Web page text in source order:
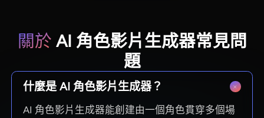
關於 AI 角色影片生成器常見問
題
什麼是 AI 角色影片生成器？
AI 角色影片生成器能創建由一個角色貫穿多個場